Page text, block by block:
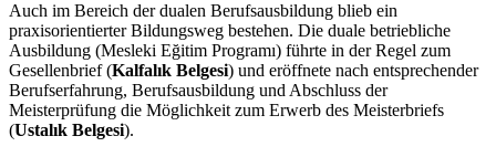
Auch im Bereich der dualen Berufsausbildung blieb ein
praxisorientierter Bildungsweg bestehen. Die duale betriebliche
Ausbildung (Mesleki Eğitim Programı) führte in der Regel zum
Gesellenbrief (Kalfalık Belgesi) und eröffnete nach entsprechender
Berufserfahrung, Berufsausbildung und Abschluss der
Meisterprüfung die Möglichkeit zum Erwerb des Meisterbriefs
(Ustalık Belgesi).